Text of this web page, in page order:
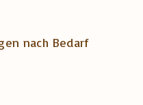
nach Bedarf